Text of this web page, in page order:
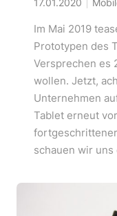
Im Mai 2019
Prototypen des
Versprechen es
wollen. Jetzt,
Unternehmen
Tablet erneut
schauen wir uns